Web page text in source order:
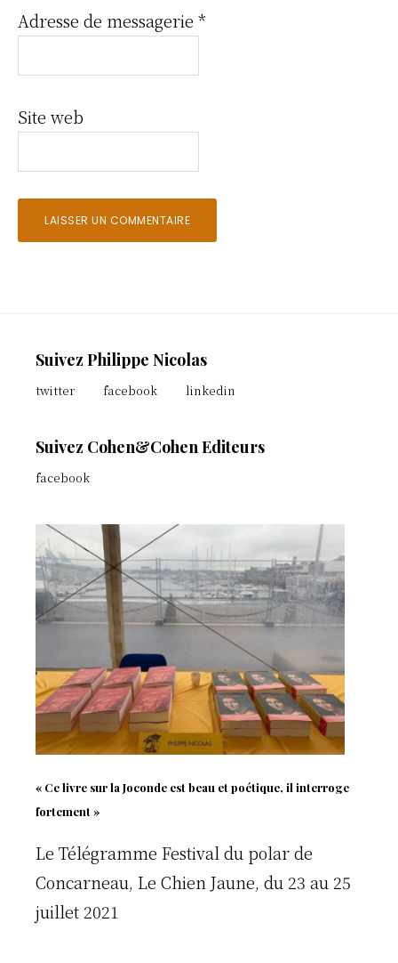
Adresse de messagerie *
Site web
Footer
Suivez Philippe Nicolas
twitter facebook linkedin
Suivez Cohen&Cohen Editeurs
facebook
« Ce livre sur la Joconde est beau et poétique, il interroge
fortement »
Le Télégramme Festival du polar de
Concarneau, Le Chien Jaune, du 23 au 25
juillet 2021